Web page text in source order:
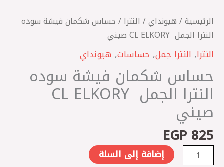
الرئيسية/ هيونداي/ النترا / حساس شكمان فيشة سوده
النترا الجمل ‏ CL ELKORY صيني
النترا, النترا جمل, حساسات, هيونداي
حساس شكمان فيشة سوده
النترا الجمل ‏ CL ELKORY
صيني
EGP 825
فيشة
سوده
الجمل
CL
ELKORY
صيني
إضافة إلى السلة